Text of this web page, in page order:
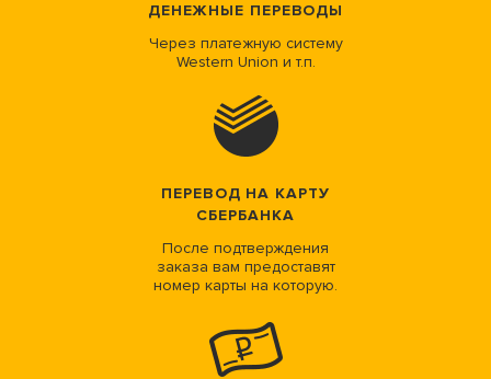
ДЕНЕЖНЫЕ ПЕРЕВОДЫ
Через платежную систему
Western Union и т.п.
ПЕРЕВОД НА КАРТУ
СБЕРБАНКА
После подтверждения
заказа вам предоставят
номер карты на которую.